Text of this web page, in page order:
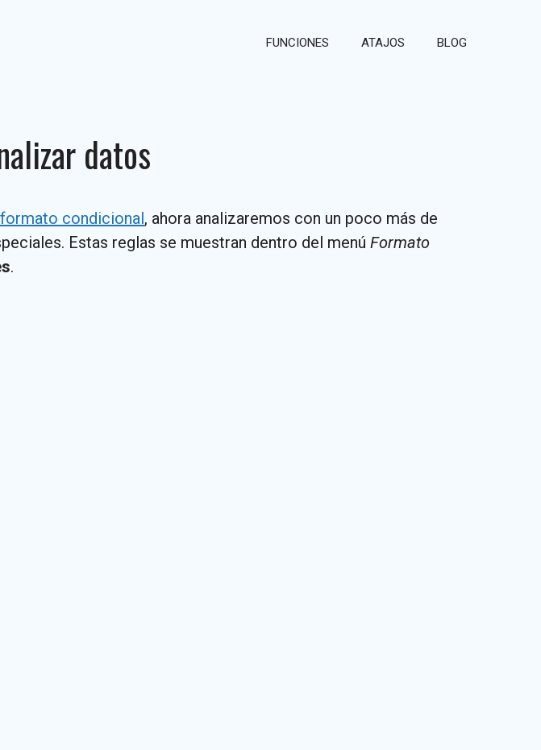
FUNCIONES ATAJOS BLOG
datos
condicional, ahora analizaremos con un poco más de
Estas reglas se muestran dentro del menú Formato
.